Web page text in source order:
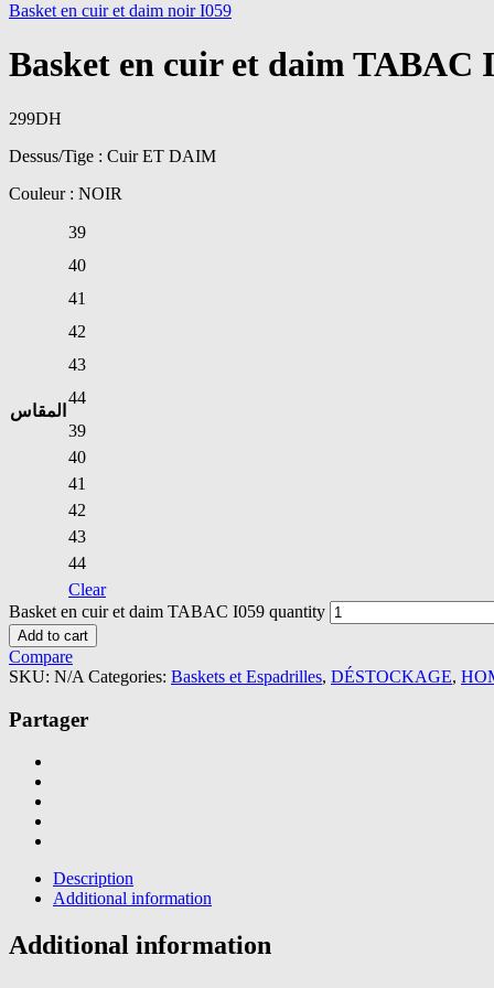
Basket en cuir et daim noir I059
Basket en cuir et daim TABAC
299DH
Dessus/Tige : Cuir ET DAIM
Couleur : NOIR
المقاس
39
40
41
42
43
44
39
40
41
42
43
44
Clear
Basket en cuir et daim TABAC I059 quantity
Add to cart
Compare
SKU: N/A Categories: Baskets et Espadrilles, DÉSTOCKAGE,
Partager
Description
Additional information
Additional information